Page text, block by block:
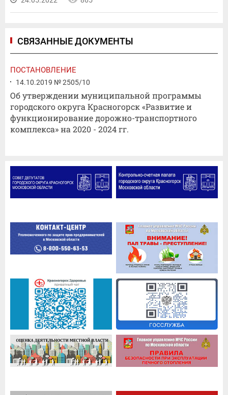
СВЯЗАННЫЕ ДОКУМЕНТЫ
ПОСТАНОВЛЕНИЕ
14.10.2019 № 2505/10
Об утверждении муниципальной программы
городского округа Красногорск «Развитие и
функционирование дорожно-транспортного
комплекса» на 2020 - 2024 гг.